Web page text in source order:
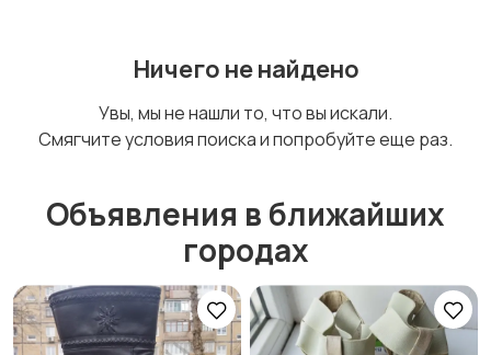
Пиджаки и костюмы Платья и юбки
Ничего не найдено
Увы, мы не нашли то, что вы искали.
Смягчите условия поиска и попробуйте еще раз.
Объявления в ближайших
городах